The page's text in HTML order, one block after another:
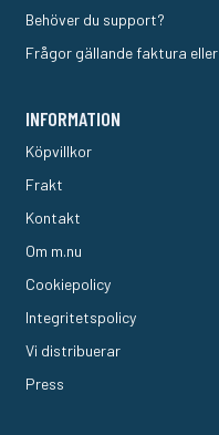
Behöver du support?
Frågor gällande faktura
INFORMATION
Köpvillkor
Frakt
Kontakt
Om m.nu
Cookiepolicy
Integritetspolicy
Vi distribuerar
Press